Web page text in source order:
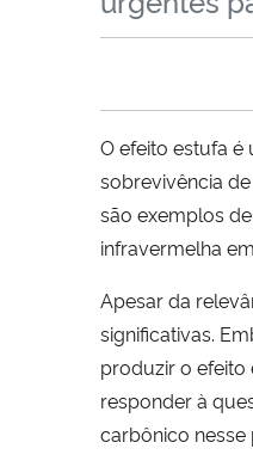
O efeito estufa
sobrevivência
são exemplos
infravermelha
Apesar da
significativas.
produzir o efeito
responder à
carbônico